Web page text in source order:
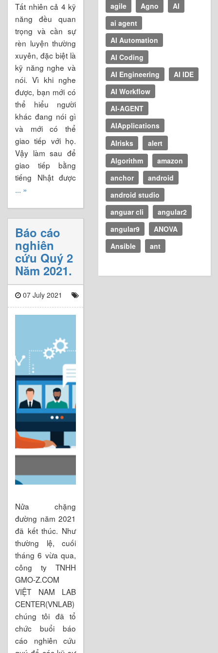
Tất nhiên cả 4 kỹ
năng đều quan
trọng và cần sự
rèn luyện thường
xuyên, đặc biệt là
kỹ năng nghe và
nói. Vì khi nghe
được, bạn mới có
thể hiểu người
khác đang nói gì
và mới có thể
giao tiếp với họ.
Vậy làm sau để
giao tiếp bằng
tiếng Nhật được
... »
Báo cáo
nghiên
cứu Quý 2
Năm 2021.
07 July 2021
Nửa chặng
đường năm 2021
đã kết thúc. Như
thường lệ, cuối
tháng 6 vừa qua,
công ty TNHH
GMO-Z.COM
VIỆT NAM LAB
CENTER(VNLAB)
chúng tôi đã tổ
chức buổi báo
cáo nghiên cứu
agile
Agno
AI
ai agent
AI Automation
AI Coding
AI Engineering
AI IDE
AI Workflow
AI-AGENT
AIApplications
AIrisks
alert
Algorithm
amazon
anchor
android
android studio
anguar cli
angular2
angular9
ANOVA
Ansible
ant